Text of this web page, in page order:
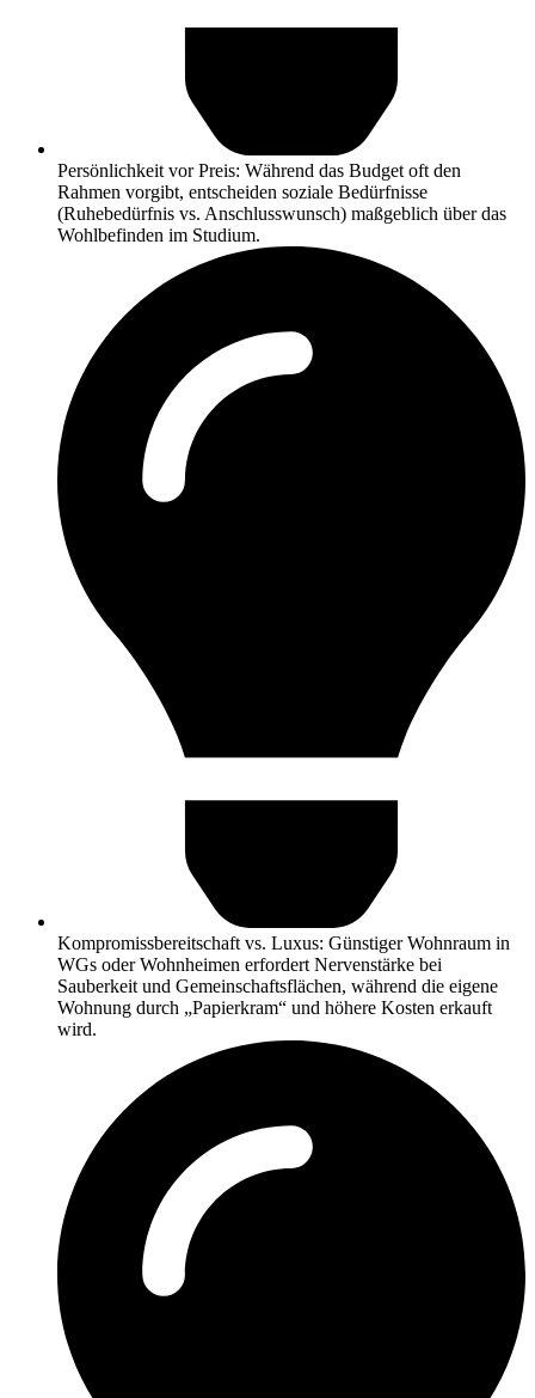
Persönlichkeit vor Preis: Während das Budget oft den
Rahmen vorgibt, entscheiden soziale Bedürfnisse
(Ruhebedürfnis vs. Anschlusswunsch) maßgeblich über das
Wohlbefinden im Studium.
Kompromissbereitschaft vs. Luxus: Günstiger Wohnraum in
WGs oder Wohnheimen erfordert Nervenstärke bei
Sauberkeit und Gemeinschaftsflächen, während die eigene
Wohnung durch „Papierkram“ und höhere Kosten erkauft
wird.